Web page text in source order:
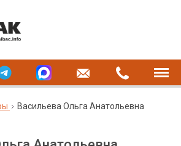
Васильева Ольга Анатольевна